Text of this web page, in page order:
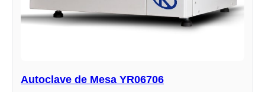
Autoclave de Mesa YR06706